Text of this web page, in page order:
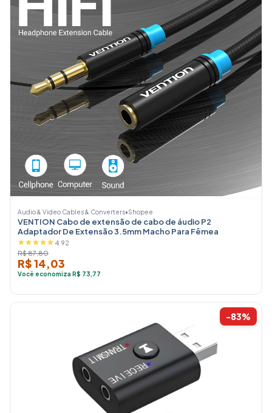
Audio & Video Cables & Converters•Shopee
VENTION Cabo de extensão de cabo de áudio P2
Adaptador De Extensão 3.5mm Macho Para Fêmea
4.92
R$ 87,80
R$ 14,03
Você economiza R$ 73,77
-83%